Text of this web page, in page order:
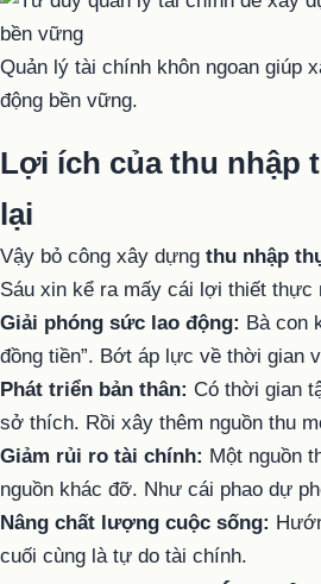
Quản lý tài chính khôn ngoan giúp
động bền vững.
Lợi ích của thu nhập
lại
Vậy bỏ công xây dựng thu nhập
Sáu xin kể ra mấy cái lợi thiết thực
Giải phóng sức lao động: Bà con
đồng tiền”. Bớt áp lực về thời gian
Phát triển bản thân: Có thời gian
sở thích. Rồi xây thêm nguồn thu
Giảm rủi ro tài chính: Một nguồn
nguồn khác đỡ. Như cái phao dự
Nâng chất lượng cuộc sống:
cuối cùng là tự do tài chính.